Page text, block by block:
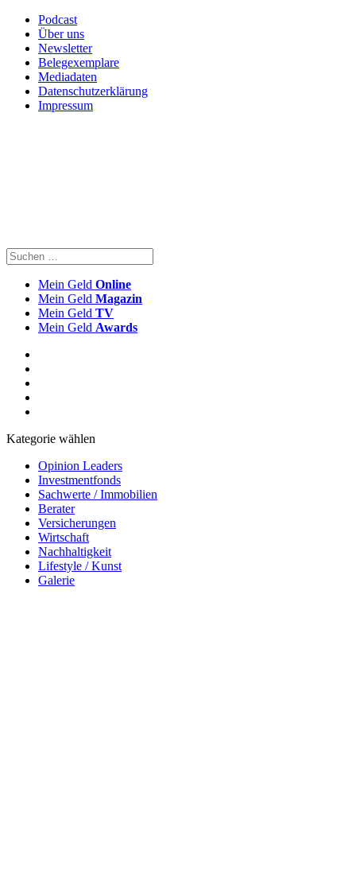
Podcast
Über uns
Newsletter
Belegexemplare
Mediadaten
Datenschutzerklärung
Impressum
Mein Geld Online
Mein Geld Magazin
Mein Geld TV
Mein Geld Awards
Kategorie wählen
Opinion Leaders
Investmentfonds
Sachwerte / Immobilien
Berater
Versicherungen
Wirtschaft
Nachhaltigkeit
Lifestyle / Kunst
Galerie